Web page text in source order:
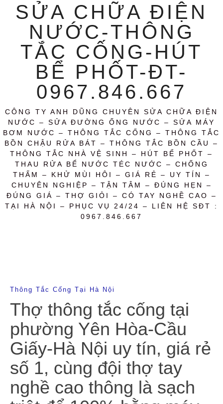
SỬA CHỮA ĐIỆN
NƯỚC-THÔNG
TẮC CỐNG-HÚT
BỂ PHỐT-ĐT-
0967.846.667
CÔNG TY ANH DŨNG CHUYÊN SỬA CHỮA ĐIỆN
NƯỚC – SỬA ĐƯỜNG ỐNG NƯỚC – SỬA MÁY
BƠM NƯỚC – THÔNG TẮC CỐNG – THÔNG TẮC
BỒN CHẬU RỬA BÁT – THÔNG TẮC BỒN CẦU –
THÔNG TẮC NHÀ VỆ SINH – HÚT BỂ PHỐT –
THAU RỬA BỂ NƯỚC TÉC NƯỚC – CHỐNG
THẤM – KHỬ MÙI HÔI – GIÁ RẺ – UY TÍN –
CHUYÊN NGHIỆP – TẬN TÂM – ĐÚNG HẸN –
ĐÚNG GIÁ – THỢ GIỎI – CÓ TAY NGHỀ CAO –
TẠI HÀ NỘI – PHỤC VỤ 24/24 – LIÊN HỆ SĐT :
0967.846.667
Thông Tắc Cống Tại Hà Nội
Thợ thông tắc cống tại
phường Yên Hòa-Cầu
Giấy-Hà Nội uy tín, giá rẻ
số 1, cùng đội thợ tay
nghề cao thông là sạch